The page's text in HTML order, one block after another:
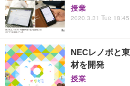
授業
2020.3.31 Tue 18:45
NECレノボと
材を開発
授業